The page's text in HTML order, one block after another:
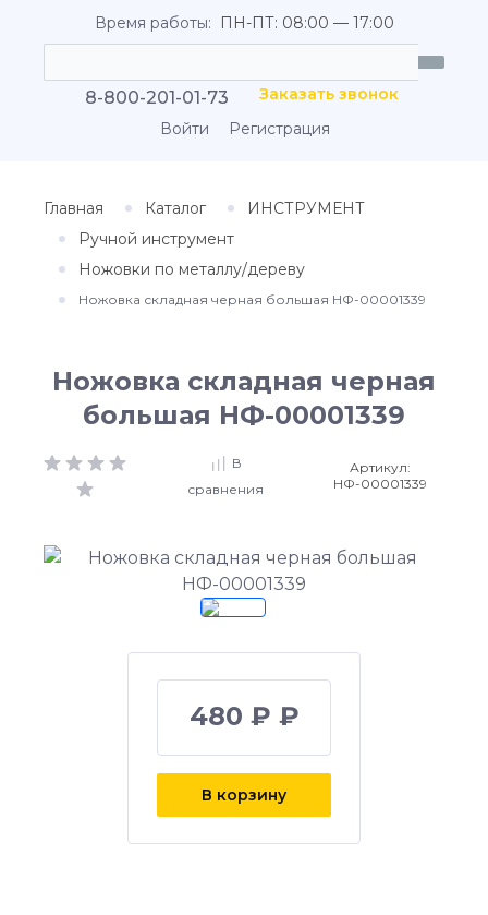
Время работы: ПН-ПТ: 08:00 — 17:00
8-800-201-01-73
Заказать звонок
Войти
Регистрация
Главная Каталог
ИНСТРУМЕНТ
Ручной инструмент
Ножовки по металлу/дереву
Ножовка складная черная большая НФ-00001339
Ножовка складная черная
большая НФ-00001339
В
сравнения
Артикул:
НФ-00001339
480 ₽ ₽
В корзину